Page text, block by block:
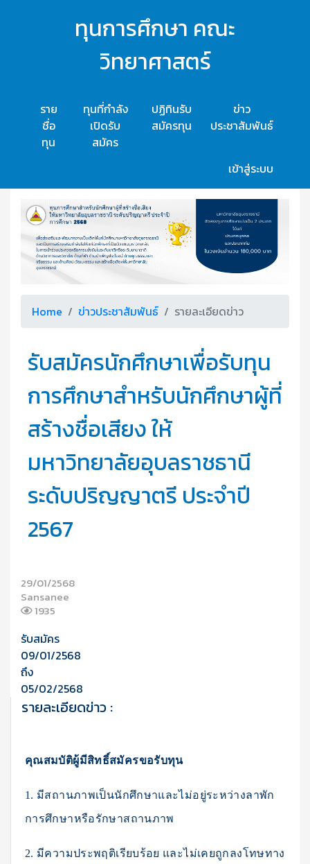
ทุนการศึกษา คณะ
วิทยาศาสตร์
ราย
ชื่อ
ทุน
ทุนที่กำลัง
เปิดรับ
สมัคร
ปฏิทินรับ
สมัครทุน
ข่าว
ประชาสัมพันธ์
เข้าสู่ระบบ
Home ข่าวประชาสัมพันธ์ รายละเอียดข่าว
รับสมัครนักศึกษาเพื่อรับทุน
การศึกษาสำหรับนักศึกษาผู้ที่
สร้างชื่อเสียง ให้
มหาวิทยาลัยอุบลราชธานี
ระดับปริญญาตรี ประจำปี
2567
29/01/2568
Sansanee
1935
รับสมัคร
09/01/2568
ถึง
05/02/2568
รายละเอียดข่าว :
คุณสมบัติผู้มีสิทธิ์สมัครขอรับทุน
1. มีสถานภาพเป็นนักศึกษาและไม่อยู่ระหว่างลาพัก
การศึกษาหรือรักษาสถานภาพ
2. มีความประพฤติเรียบร้อย และไม่เคยถูกลงโทษทาง